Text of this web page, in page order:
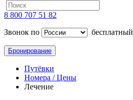
8 800 707 51 82
Звонок по
бесплатный
Бронирование
Путёвки
Номера / Цены
Лечение